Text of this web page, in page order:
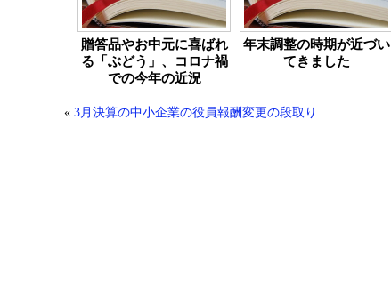
贈答品やお中元に喜ばれ
る「ぶどう」、コロナ禍
での今年の近況
年末調整の時期が近づい
てきました
« 3月決算の中小企業の役員報酬変更の段取り